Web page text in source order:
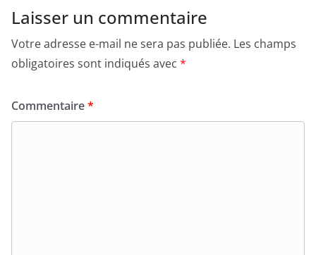
Laisser un commentaire
Votre adresse e-mail ne sera pas publiée. Les champs
obligatoires sont indiqués avec *
Commentaire*